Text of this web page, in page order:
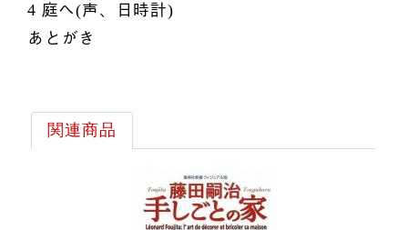
4 庭へ(声、日時計)
あとがき
関連商品